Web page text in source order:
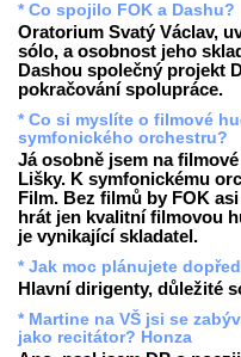
* Co spojilo FOK a Dashu?
Oratorium Svatý Václav,
sólo, a osobnost jeho
Dashou společný projekt
pokračování spolupráce.
* Co si myslíte o filmové
symfonického orchestru?
Já osobně jsem na
Lišky. K symfonickému
Film. Bez filmů by FOK
hrát jen kvalitní filmovou
je vynikající skladatel.
* Jak moc plánujete
Hlavní dirigenty, důležité
* Martine na VŠ jsi se
jako recitátor? Honza